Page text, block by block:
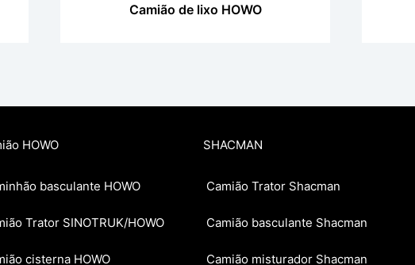
Camião de lixo HOWO
HOWO
basculante HOWO
Trator SINOTRUK/HOWO
cisterna HOWO
SHACMAN
Camião Trator Shacman
Camião basculante Shacman
Camião misturador Shacman